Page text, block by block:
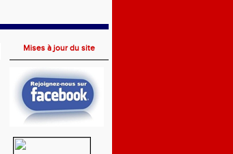
Mises à jour du site